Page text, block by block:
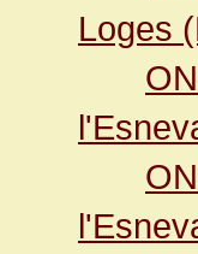
Loges